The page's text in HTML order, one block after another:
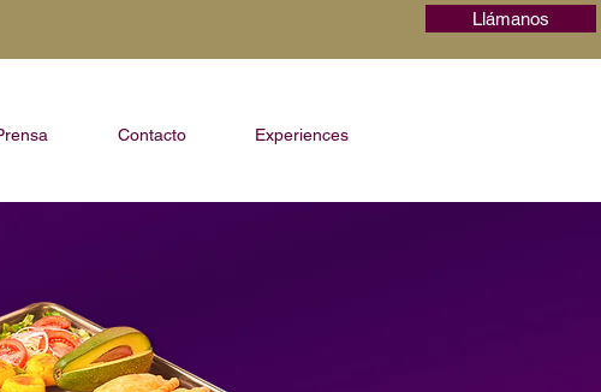
Llámanos
Contacto Experiences